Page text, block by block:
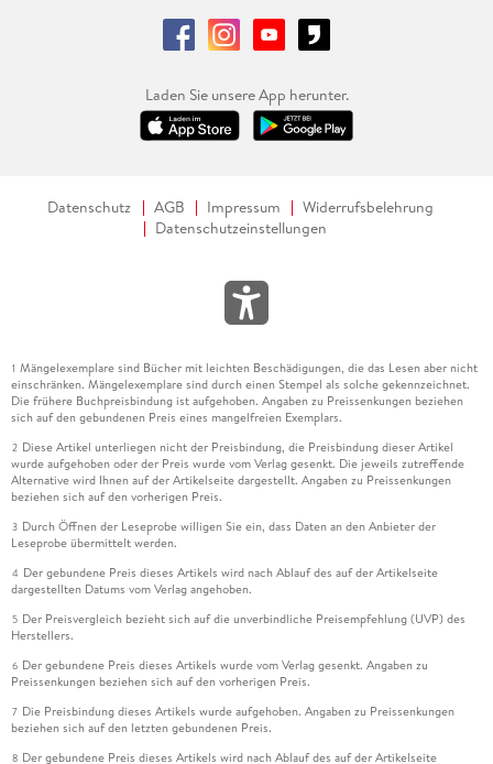
Laden Sie unsere App herunter.
Datenschutz AGB Impressum
Widerrufsbelehrung
Datenschutzeinstellungen
1 Mängelexemplare sind Bücher mit leichten Beschädigungen, die das Lesen aber nicht
einschränken. Mängelexemplare sind durch einen Stempel als solche gekennzeichnet.
Die frühere Buchpreisbindung ist aufgehoben. Angaben zu Preissenkungen beziehen
sich auf den gebundenen Preis eines mangelfreien Exemplars.
2 Diese Artikel unterliegen nicht der Preisbindung, die Preisbindung dieser Artikel
wurde aufgehoben oder der Preis wurde vom Verlag gesenkt. Die jeweils zutreffende
Alternative wird Ihnen auf der Artikelseite dargestellt. Angaben zu Preissenkungen
beziehen sich auf den vorherigen Preis.
3 Durch Öffnen der Leseprobe willigen Sie ein, dass Daten an den Anbieter der
Leseprobe übermittelt werden.
4 Der gebundene Preis dieses Artikels wird nach Ablauf des auf der Artikelseite
dargestellten Datums vom Verlag angehoben.
5 Der Preisvergleich bezieht sich auf die unverbindliche Preisempfehlung (UVP) des
Herstellers.
6 Der gebundene Preis dieses Artikels wurde vom Verlag gesenkt. Angaben zu
Preissenkungen beziehen sich auf den vorherigen Preis.
7 Die Preisbindung dieses Artikels wurde aufgehoben. Angaben zu Preissenkungen
beziehen sich auf den letzten gebundenen Preis.
8 Der gebundene Preis dieses Artikels wird nach Ablauf des auf der Artikelseite